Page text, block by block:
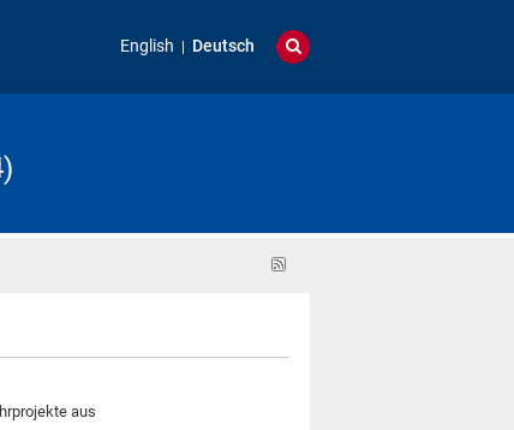
English Deutsch
aus